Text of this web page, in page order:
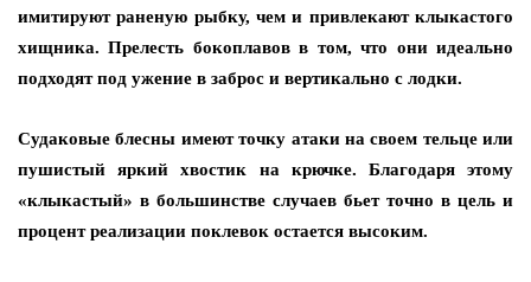
имитируют раненую рыбку, чем и привлекают клыкастого
хищника. Прелесть бокоплавов в том, что они идеально
подходят под ужение в заброс и вертикально с лодки.
Судаковые блесны имеют точку атаки на своем тельце или
пушистый яркий хвостик на крючке. Благодаря этому
«клыкастый» в большинстве случаев бьет точно в цель и
процент реализации поклевок остается высоким.